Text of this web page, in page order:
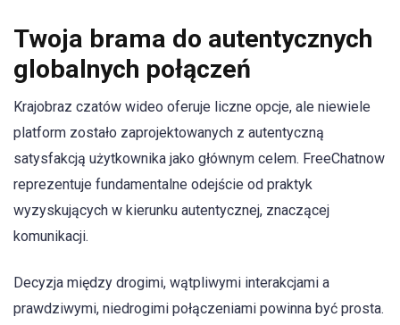
Twoja brama do autentycznych
globalnych połączeń
Krajobraz czatów wideo oferuje liczne opcje, ale niewiele
platform zostało zaprojektowanych z autentyczną
satysfakcją użytkownika jako głównym celem. FreeChatnow
reprezentuje fundamentalne odejście od praktyk
wyzyskujących w kierunku autentycznej, znaczącej
komunikacji.
Decyzja między drogimi, wątpliwymi interakcjami a
prawdziwymi, niedrogimi połączeniami powinna być prosta.